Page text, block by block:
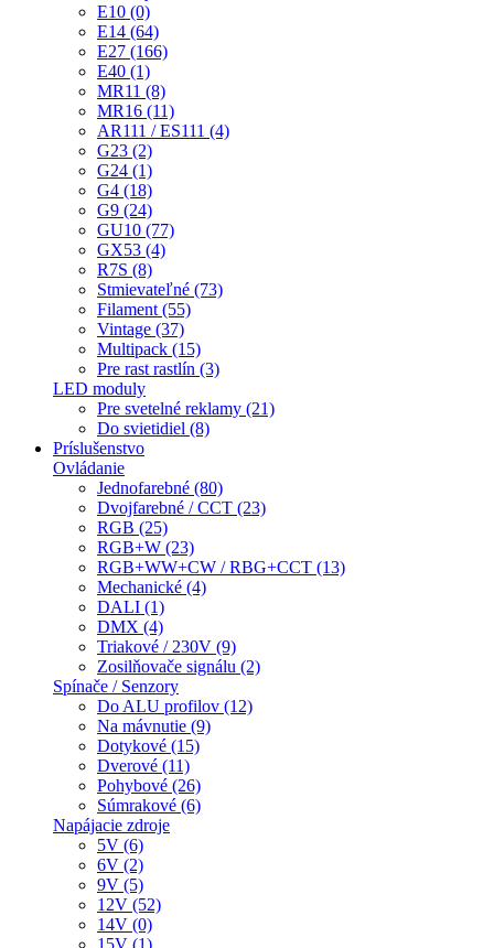
E10 (0)
E14 (64)
E27 (166)
E40 (1)
MR11 (8)
MR16 (11)
AR111 / ES111 (4)
G23 (2)
G24 (1)
G4 (18)
G9 (24)
GU10 (77)
GX53 (4)
R7S (8)
Stmievateľné (73)
Filament (55)
Vintage (37)
Multipack (15)
Pre rast rastlín (3)
LED moduly
Pre svetelné reklamy (21)
Do svietidiel (8)
Príslušenstvo
Ovládanie
Jednofarebné (80)
Dvojfarebné / CCT (23)
RGB (25)
RGB+W (23)
RGB+WW+CW / RBG+CCT (13)
Mechanické (4)
DALI (1)
DMX (4)
Triakové / 230V (9)
Zosilňovače signálu (2)
Spínače / Senzory
Do ALU profilov (12)
Na mávnutie (9)
Dotykové (15)
Dverové (11)
Pohybové (26)
Súmrakové (6)
Napájacie zdroje
5V (6)
6V (2)
9V (5)
12V (52)
14V (0)
15V (1)